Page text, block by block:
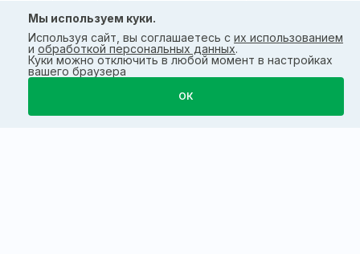
Мы используем куки.
Используя сайт, вы соглашаетесь с их использованием
и обработкой персональных данных.
Куки можно отключить в любой момент в настройках
вашего браузера
ОК